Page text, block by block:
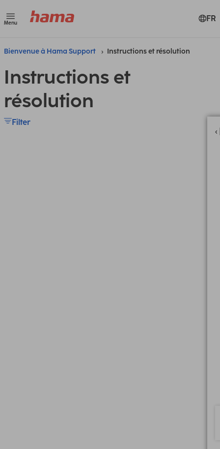
Menu FR
Bienvenue à Hama Support Instructions et résolution
Instructions et
résolution
Filter